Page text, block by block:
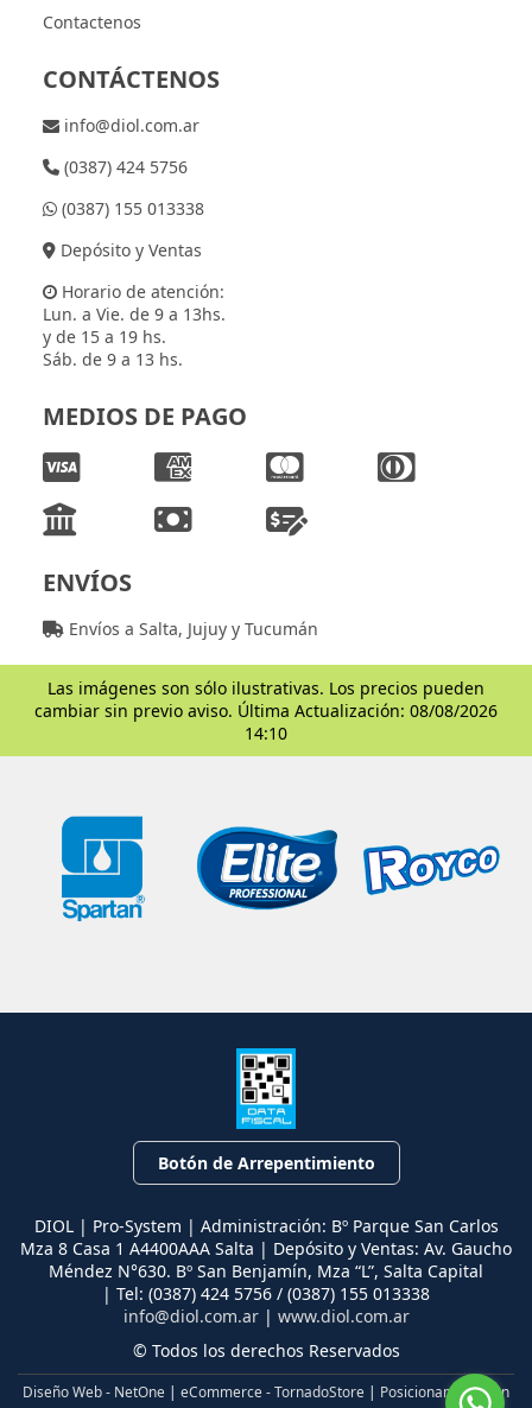
Contactenos
CONTÁCTENOS
info@diol.com.ar
(0387) 424 5756
(0387) 155 013338
Depósito y Ventas
Horario de atención:
Lun. a Vie. de 9 a 13hs.
y de 15 a 19 hs.
Sáb. de 9 a 13 hs.
MEDIOS DE PAGO
ENVÍOS
Envíos a Salta, Jujuy y Tucumán
Las imágenes son sólo ilustrativas. Los precios pueden
cambiar sin previo aviso. Última Actualización: 08/08/2026
14:10
Botón de Arrepentimiento
DIOL | Pro-System | Administración: Bº Parque San Carlos
Mza 8 Casa 1 A4400AAA Salta | Depósito y Ventas: Av. Gaucho
Méndez N°630. Bº San Benjamín, Mza “L”, Salta Capital
| Tel: (0387) 424 5756 / (0387) 155 013338
info@diol.com.ar| www.diol.com.ar
© Todos los derechos Reservados
Diseño Web - NetOne | eCommerce - TornadoStore | Posicionamiento en